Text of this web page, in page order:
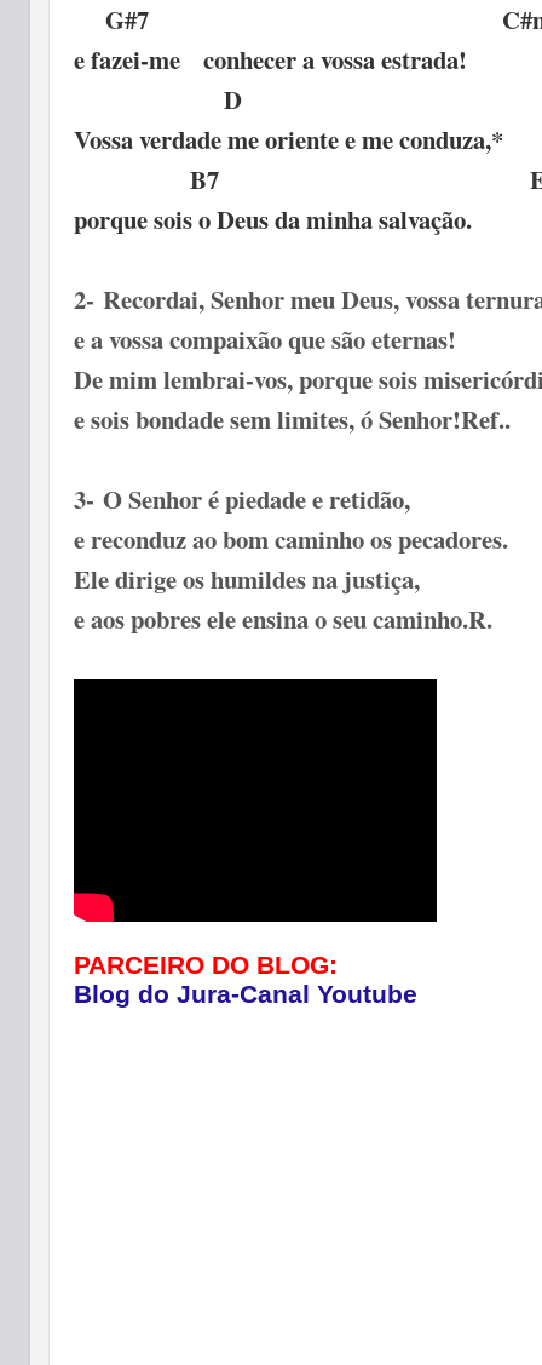
G#7
e fazei-me conhecer a vossa estrada!
D A
Vossa verdade me oriente e me
B7
porque sois o Deus da minha salvação.
2- Recordai, Senhor meu Deus, vossa
e a vossa compaixão que são eternas!
De mim lembrai-vos, porque sois
e sois bondade sem limites, ó Senhor!Ref..
3- O Senhor é piedade e retidão,
e reconduz ao bom caminho os pecadores.
Ele dirige os humildes na justiça,
e aos pobres ele ensina o seu caminho.R.
PARCEIRO DO BLOG:
Blog do Jura-Canal Youtube